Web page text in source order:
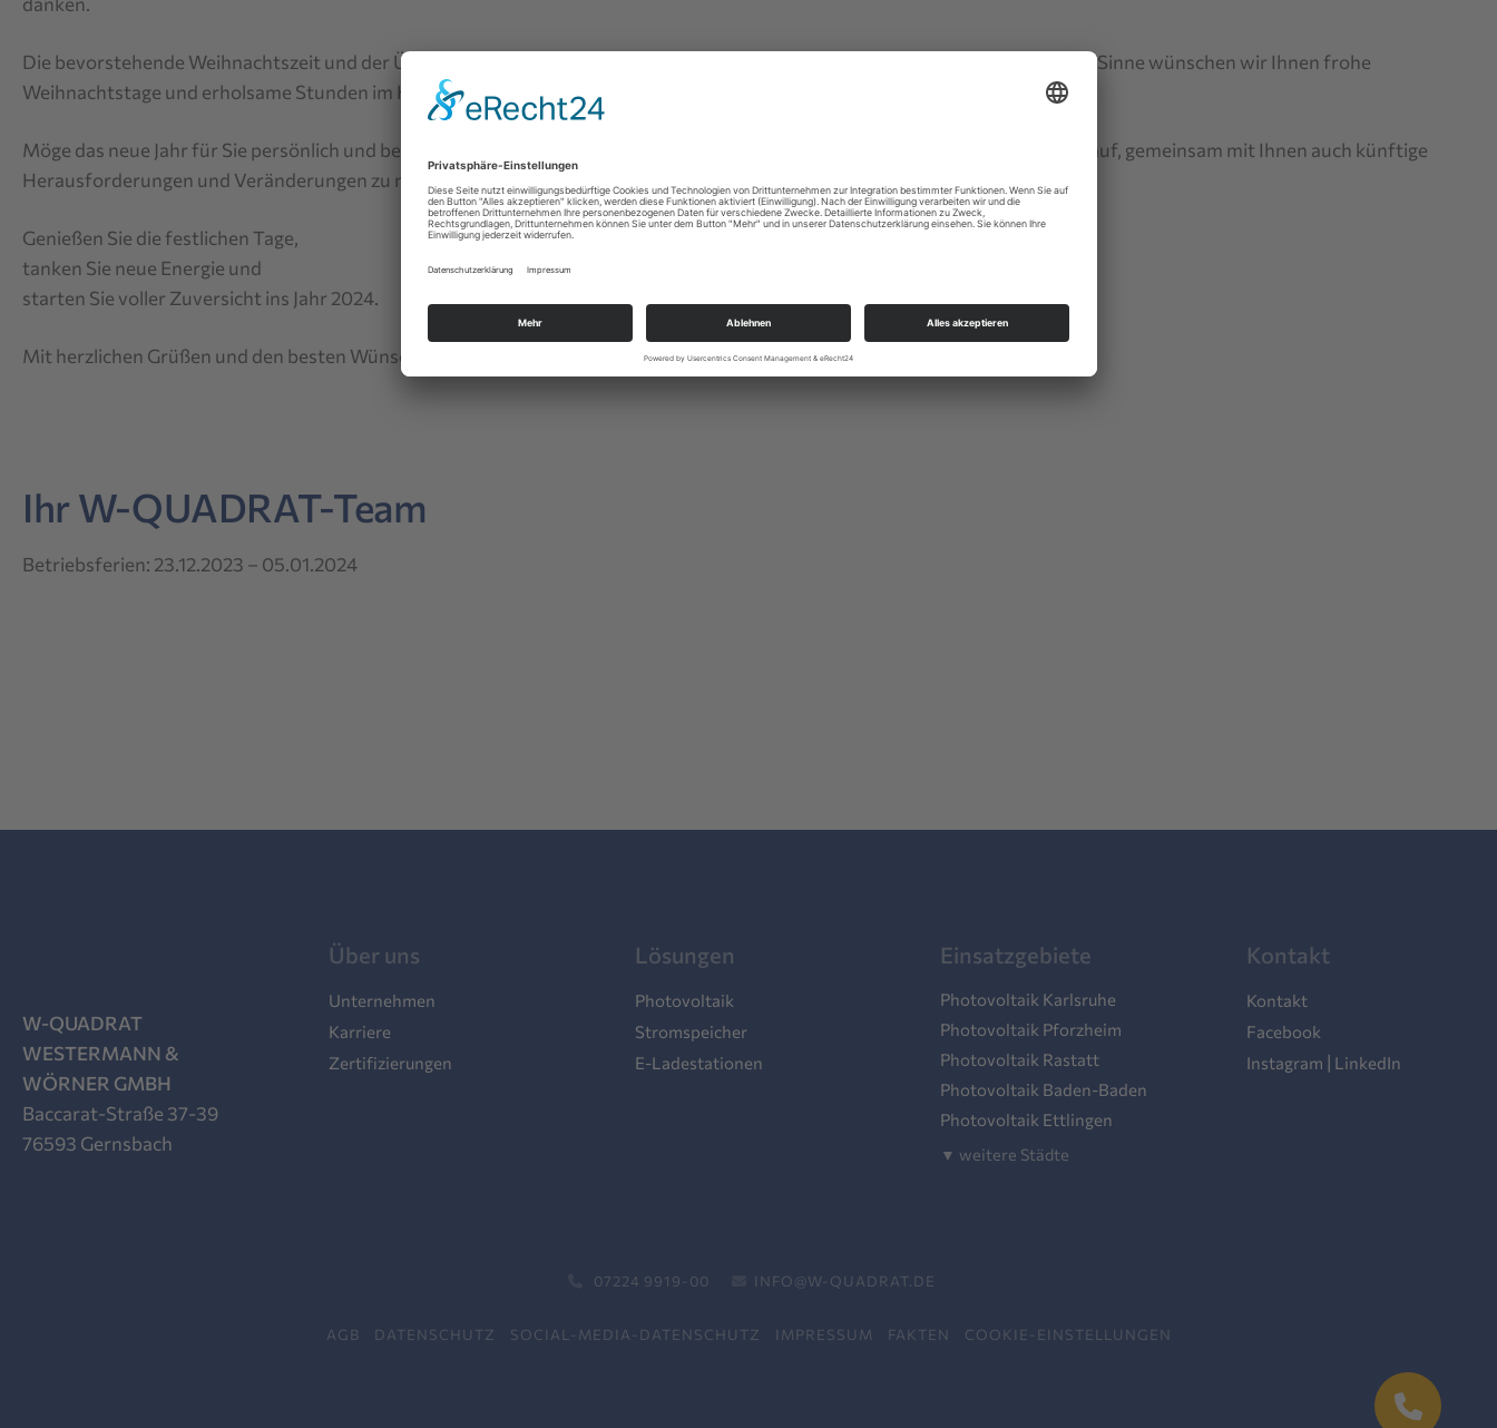
Die bevorstehende Weihnachtszeit und der Übergang ins neue Jahr sind eine Zeit der Besinnung und des Innehaltens. In diesem Sinne wünschen wir Ihnen frohe
Weihnachtstage und erholsame Stunden im Kreise Ihrer Familie.
Möge das neue Jahr für Sie persönlich und beruflich von Erfolg, Zufriedenheit und Gesundheit geprägt sein. Wir freuen uns darauf, gemeinsam mit Ihnen auch künftige
Herausforderungen und Veränderungen zu meistern.
Genießen Sie die festlichen Tage,
tanken Sie neue Energie und
starten Sie voller Zuversicht ins Jahr 2024.
Mit herzlichen Grüßen und den besten Wünschen.
Ihr W-QUADRAT-Team
Betriebsferien: 23.12.2023 – 05.01.2024
W-QUADRAT
WESTERMANN &
WÖRNER GMBH
Baccarat-Straße 37-39
76593 Gernsbach
Über uns
Unternehmen
Karriere
Zertifizierungen
Lösungen
Photovoltaik
Stromspeicher
E-Ladestationen
Einsatzgebiete
Photovoltaik Karlsruhe
Photovoltaik Pforzheim
Photovoltaik Rastatt
Photovoltaik Baden-Baden
Photovoltaik Ettlingen
▼ weitere Städte
Kontakt
Kontakt
Facebook
Instagram | LinkedIn
07224 9919-00 INFO@W-QUADRAT.DE
AGB DATENSCHUTZ SOCIAL-MEDIA-DATENSCHUTZ IMPRESSUM FAKTEN COOKIE-EINSTELLUNGEN